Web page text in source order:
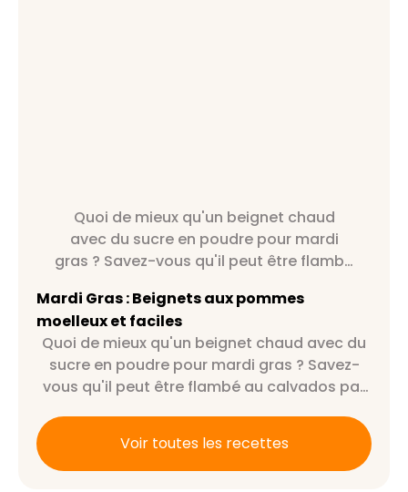
Quoi de mieux qu'un beignet chaud
avec du sucre en poudre pour mardi
gras ? Savez-vous qu'il peut être flambé
Mardi Gras : Beignets aux pommes
moelleux et faciles
Quoi de mieux qu'un beignet chaud avec du
sucre en poudre pour mardi gras ? Savez-
vous qu'il peut être flambé au calvados par
Voir toutes les recettes